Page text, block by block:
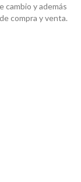
cambio y además
compra y venta.